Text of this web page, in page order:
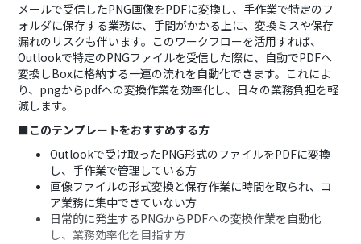
メールで受信したPNG画像をPDFに変換し、手作業で特定のフ
ォルダに保存する業務は、手間がかかる上に、変換ミスや保存
漏れのリスクも伴います。このワークフローを活用すれば、
Outlookで特定のPNGファイルを受信した際に、自動でPDFへ
変換しBoxに格納する一連の流れを自動化できます。これによ
り、pngからpdfへの変換作業を効率化し、日々の業務負担を軽
減します。
■このテンプレートをおすすめする方
Outlookで受け取ったPNG形式のファイルをPDFに変換
し、手作業で管理している方
画像ファイルの形式変換と保存作業に時間を取られ、コ
ア業務に集中できていない方
日常的に発生するPNGからPDFへの変換作業を自動化
し、業務効率化を目指す方